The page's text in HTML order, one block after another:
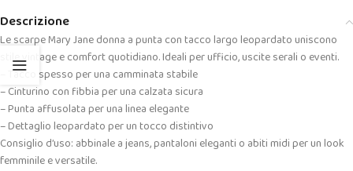
Descrizione
Le scarpe Mary Jane donna a punta con tacco largo leopardato uniscono
stile vintage e comfort quotidiano. Ideali per ufficio, uscite serali o eventi.
– Tacco spesso per una camminata stabile
– Cinturino con fibbia per una calzata sicura
– Punta affusolata per una linea elegante
– Dettaglio leopardato per un tocco distintivo
Consiglio d’uso: abbinale a jeans, pantaloni eleganti o abiti midi per un look
femminile e versatile.